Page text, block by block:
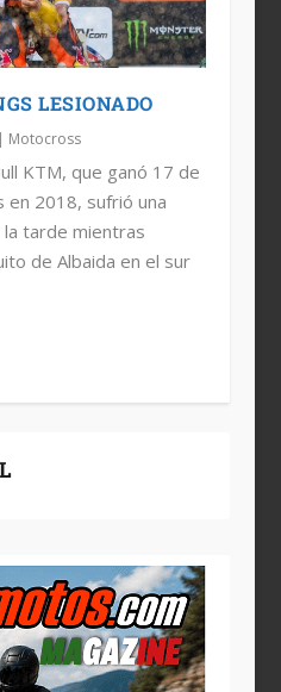
LESIONADO
Motocross
KTM, que ganó 17 de
en 2018, sufrió una
tarde mientras
de Albaida en el sur